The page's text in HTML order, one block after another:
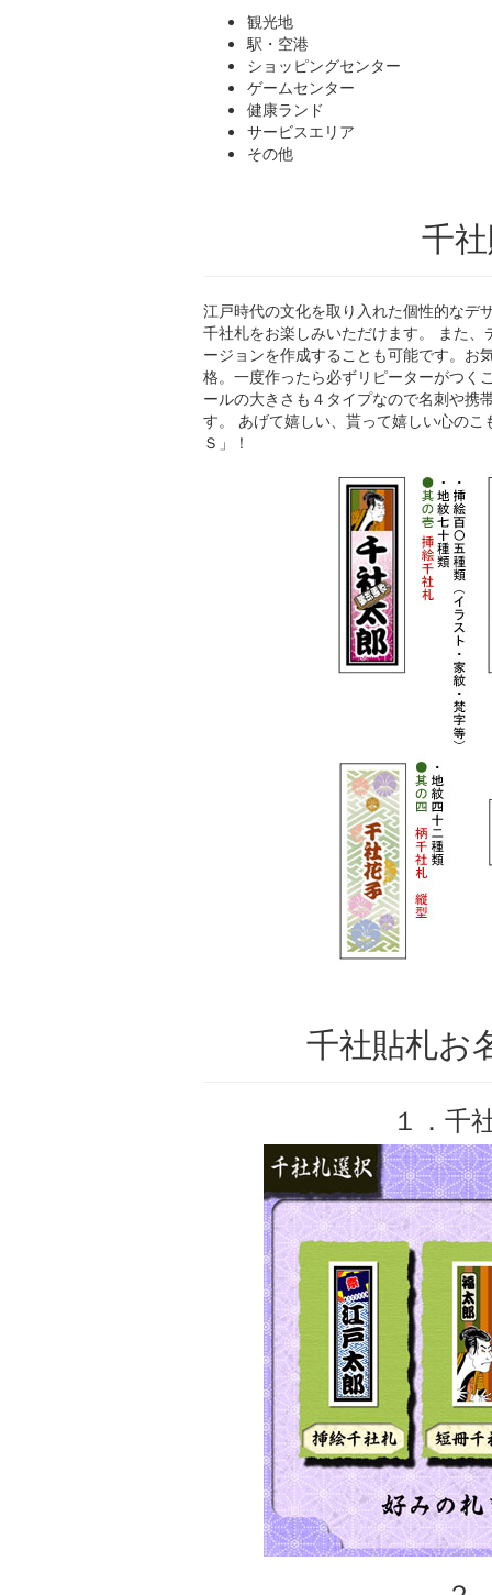
観光地
駅・空港
ショッピングセンター
ゲームセンター
健康ランド
サービスエリア
その他
千
江戸時代の文化を取り入れた個性的なデ
千社札をお楽しみいただけます。 また
ージョンを作成することも可能です。お
格。一度作ったら必ずリピーターがつく
ールの大きさも４タイプなので名刺や携
す。 あげて嬉しい、貰って嬉しい心の
Ｓ」！
千社貼札お
１．千